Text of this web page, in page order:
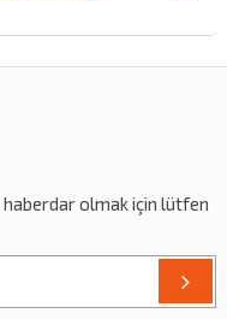
haberdar olmak için lütfen